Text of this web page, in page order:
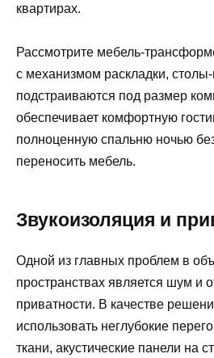
квартирах.
Рассмотрите мебель-
с механизмом раскладки,
подстраиваются под размер
обеспечивает комфортную
полноценную спальню ночью
переносить мебель.
Звукоизоляция и
Одной из главных проблем в
пространствах является шум и
приватности. В качестве
использовать неглубокие
ткани, акустические панели на